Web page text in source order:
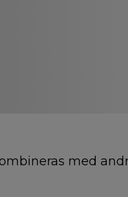
med